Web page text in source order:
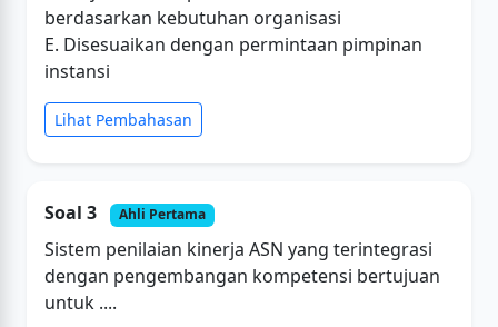
berdasarkan kebutuhan organisasi
E. Disesuaikan dengan permintaan pimpinan
instansi
Lihat Pembahasan
Soal 3 Ahli Pertama
Sistem penilaian kinerja ASN yang terintegrasi
dengan pengembangan kompetensi bertujuan
untuk ....